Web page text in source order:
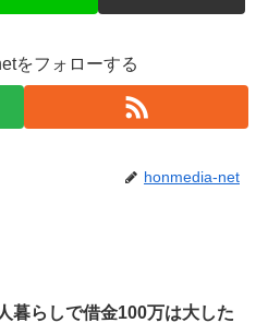
をフォローする
honmedia-net
暮らしで借金100万は大した